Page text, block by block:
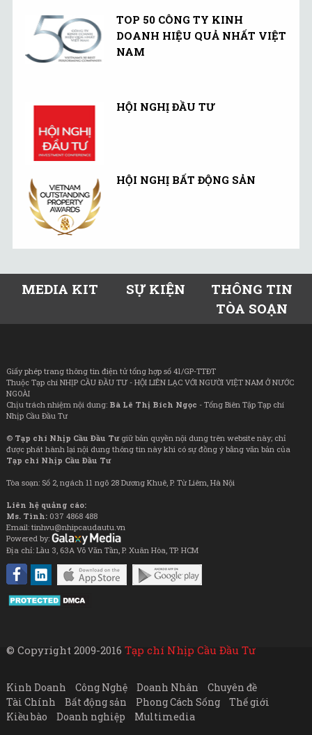
TOP 50 CÔNG TY KINH
DOANH HIỆU QUẢ NHẤT VIỆT
NAM
HỘI NGHỊ ĐẦU TƯ
HỘI NGHỊ BẤT ĐỘNG SẢN
MEDIA KIT SỰ KIỆN
THÔNG TIN
TÒA SOẠN
Giấy phép trang thông tin điện tử tổng hợp số 41/GP-TTĐT
Thuộc Tạp chí NHỊP CẦU ĐẦU TƯ - HỘI LIÊN LẠC VỚI NGƯỜI VIỆT NAM Ở NƯỚC
NGOÀI
Chịu trách nhiệm nội dung: Bà Lê Thị Bích Ngọc - Tổng Biên Tập Tạp chí
Nhịp Cầu Đầu Tư
© Tạp chí Nhịp Cầu Đầu Tưgiữ bản quyền nội dung trên website này; chỉ
được phát hành lại nội dung thông tin này khi có sự đồng ý bằng văn bản của
Tạp chí Nhịp Cầu Đầu Tư
Tòa soạn: Số 2, ngách 11 ngõ 28 Dương Khuê, P. Từ Liêm, Hà Nội
Liên hệ quảng cáo:
Ms. Tình: 037 4868 488
Email: tinhvu@nhipcaudautu.vn
Powered by:
Địa chỉ: Lầu 3, 63A Võ Văn Tần, P. Xuân Hòa, TP. HCM
© Copyright 2009-2016 Tạp chí Nhịp Cầu Đầu Tư
Kinh Doanh Công Nghệ Doanh Nhân
Chuyên đề
Tài Chính
Bất động sản Phong Cách Sống
Thế giới
Kiều bào
Doanh nghiệp Multimedia